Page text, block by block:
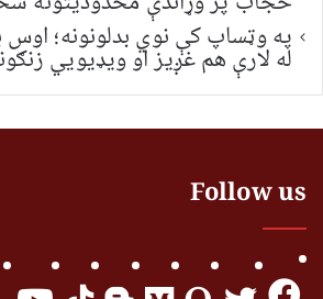
په وټساپ کې نوي بدلونونه؛
له لارې هم غږیز او ویډیويي
Follow us